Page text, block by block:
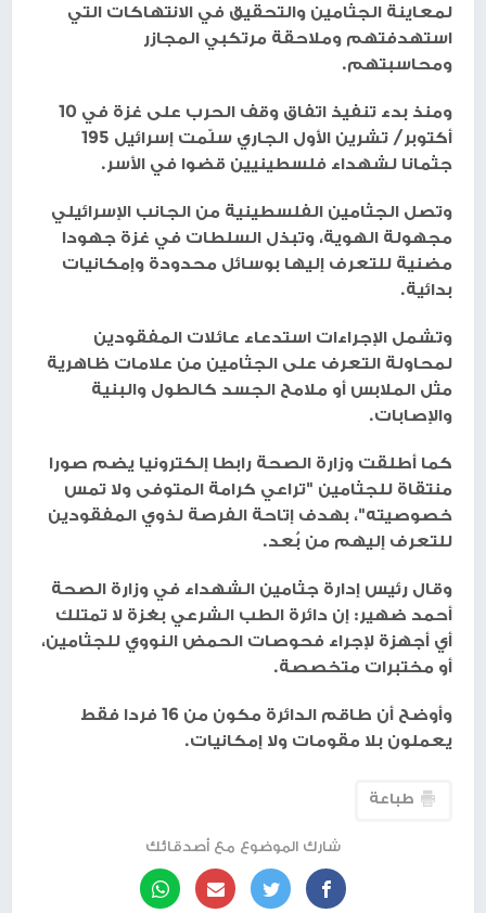
لمعاينة الجثامين والتحقيق في الانتهاكات التي
استهدفتهم وملاحقة مرتكبي المجازر
ومحاسبتهم.
ومنذ بدء تنفيذ اتفاق وقف الحرب على غزة في 10
أكتوبر/ تشرين الأول الجاري سلّمت إسرائيل 195
جثمانا لشهداء فلسطينيين قضوا في الأسر.
وتصل الجثامين الفلسطينية من الجانب الإسرائيلي
مجهولة الهوية، وتبذل السلطات في غزة جهودا
مضنية للتعرف إليها بوسائل محدودة وإمكانيات
بدائية.
وتشمل الإجراءات استدعاء عائلات المفقودين
لمحاولة التعرف على الجثامين من علامات ظاهرية
مثل الملابس أو ملامح الجسد كالطول والبنية
والإصابات.
كما أطلقت وزارة الصحة رابطا إلكترونيا يضم صورا
منتقاة للجثامين "تراعي كرامة المتوفى ولا تمس
خصوصيته"، بهدف إتاحة الفرصة لذوي المفقودين
للتعرف إليهم من بُعد.
وقال رئيس إدارة جثامين الشهداء في وزارة الصحة
أحمد ضهير: إن دائرة الطب الشرعي بغزة لا تمتلك
أي أجهزة لإجراء فحوصات الحمض النووي للجثامين،
أو مختبرات متخصصة.
وأوضح أن طاقم الدائرة مكون من 16 فردا فقط
يعملون بلا مقومات ولا إمكانيات.
طباعة
شارك الموضوع مع أصدقائك